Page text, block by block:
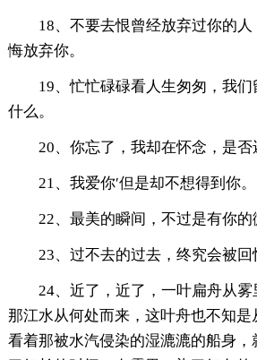
18、不要去恨曾经放弃过你的
悔放弃你。
19、忙忙碌碌看人生匆匆，我
什么。
20、你忘了，我却在怀念，是否
21、我爱你′但是却不想得到你。
22、最美的瞬间，不过是有你的
23、过不去的过去，终究会被回
24、近了，近了，一叶扁舟从
那江水从何处而来，这叶舟也不知是
看着那被水汽侵染的湿漉漉的船身，